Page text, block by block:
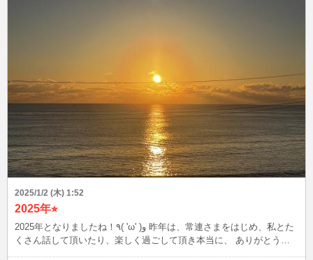
2025/1/2 (木) 1:52
2025年⭐︎
2025年となりましたね！٩( 'ω' )و 昨年は、常連さまをはじめ、私とた
くさん話して頂いたり、楽しく過ごして頂き本当に、 ありがとうご